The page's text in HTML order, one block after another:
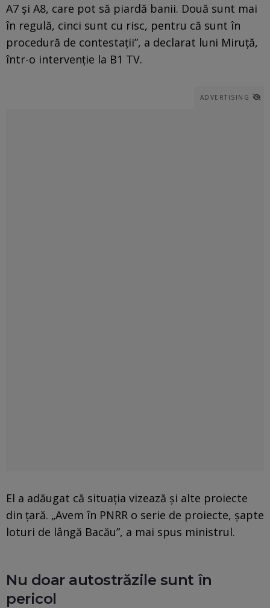
A7 și A8, care pot să piardă banii. Două sunt mai
în regulă, cinci sunt cu risc, pentru că sunt în
procedură de contestații”, a declarat luni Miruță,
într-o intervenție la B1 TV.
ADVERTISING
El a adăugat că situația vizează și alte proiecte
din țară. „Avem în PNRR o serie de proiecte, șapte
loturi de lângă Bacău”, a mai spus ministrul.
Nu doar autostrăzile sunt în
pericol